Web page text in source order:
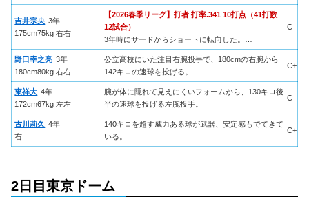
吉井宗央 3年
175cm75kg 右右
【2026春季リーグ】打者 打率.341 10打点（41打数
12試合）
3年時にサードからショートに転向した。…
C
野口幸之亮 3年
180cm80kg 右右
公立高校にいた注目右腕投手で、180cmの右腕から
142キロの速球を投げる。…
C+
東祥大 4年
172cm67kg 左左
腕が体に隠れて見えにくいフォームから、130キロ後
半の速球を投げる左腕投手。
C
古川莉久 4年
右
140キロを超す威力ある球が武器、安定感もでてきて
いる。
C+
2日目東京ドーム